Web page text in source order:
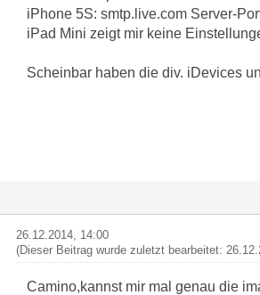
iPhone 5S: smtp.live.com Server-
iPad Mini zeigt mir keine
Scheinbar haben die div. iDevices
26.12.2014, 14:00
(Dieser Beitrag wurde zuletzt bearbeitet:
Camino,kannst mir mal genau die